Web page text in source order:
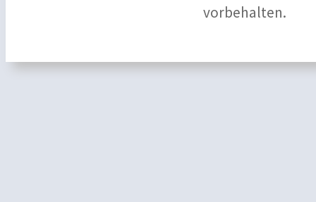
vorbehalten.